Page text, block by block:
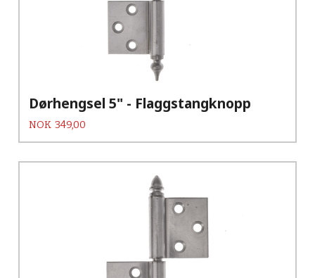
Dørhengsel 5" - Flaggstangknopp
Pris
NOK 349,00